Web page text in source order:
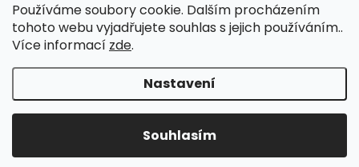
Používáme soubory cookie. Dalším procházením
tohoto webu vyjadřujete souhlas s jejich používáním..
Více informací zde.
Nastavení
Souhlasím
Jeans Store. Všechna práva vyhrazena.